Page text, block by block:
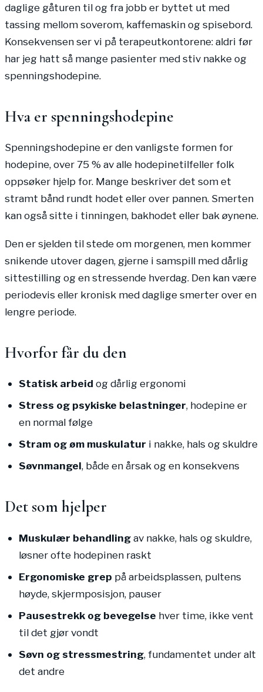
daglige gåturen til og fra jobb er byttet ut med
tassing mellom soverom, kaffemaskin og spisebord.
Konsekvensen ser vi på terapeutkontorene: aldri før
har jeg hatt så mange pasienter med stiv nakke og
spenningshodepine.
Hva er spenningshodepine
Spenningshodepine er den vanligste formen for
hodepine, over 75 % av alle hodepinetilfeller folk
oppsøker hjelp for. Mange beskriver det som et
stramt bånd rundt hodet eller over pannen. Smerten
kan også sitte i tinningen, bakhodet eller bak øynene.
Den er sjelden til stede om morgenen, men kommer
snikende utover dagen, gjerne i samspill med dårlig
sittestilling og en stressende hverdag. Den kan være
periodevis eller kronisk med daglige smerter over en
lengre periode.
Hvorfor får du den
Statisk arbeid og dårlig ergonomi
Stress og psykiske belastninger, hodepine er
en normal følge
Stram og øm muskulatur i nakke, hals og skuldre
Søvnmangel, både en årsak og en konsekvens
Det som hjelper
Muskulær behandlingav nakke, hals og skuldre,
løsner ofte hodepinen raskt
Ergonomiske grep på arbeidsplassen, pultens
høyde, skjermposisjon, pauser
Pausestrekk og bevegelse hver time, ikke vent
til det gjør vondt
Søvn og stressmestring, fundamentet under alt
det andre